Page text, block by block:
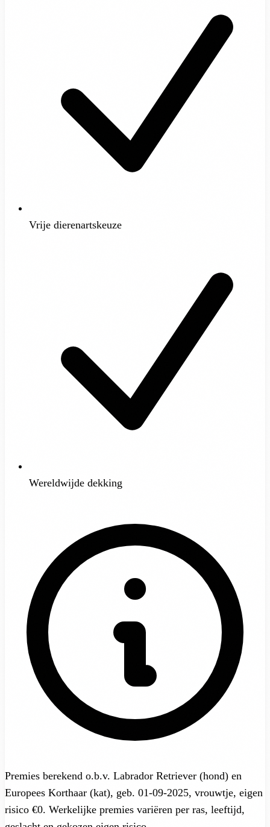
Vrije dierenartskeuze
Wereldwijde dekking
Premies berekend o.b.v. Labrador Retriever (hond) en
Europees Korthaar (kat), geb. 01-09-2025, vrouwtje, eigen
risico €0. Werkelijke premies variëren per ras, leeftijd,